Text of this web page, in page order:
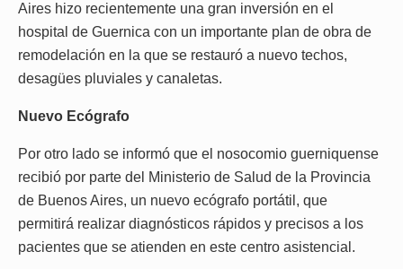
Aires hizo recientemente una gran inversión en el
hospital de Guernica con un importante plan de obra de
remodelación en la que se restauró a nuevo techos,
desagües pluviales y canaletas.
Nuevo Ecógrafo
Por otro lado se informó que el nosocomio guerniquense
recibió por parte del Ministerio de Salud de la Provincia
de Buenos Aires, un nuevo ecógrafo portátil, que
permitirá realizar diagnósticos rápidos y precisos a los
pacientes que se atienden en este centro asistencial.